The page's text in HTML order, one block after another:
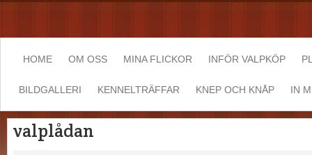
HOME OM OSS MINA FLICKOR INFÖR VALPKÖP
BILDGALLERI KENNELTRÄFFAR KNEP OCH KNÅP IN
valplådan